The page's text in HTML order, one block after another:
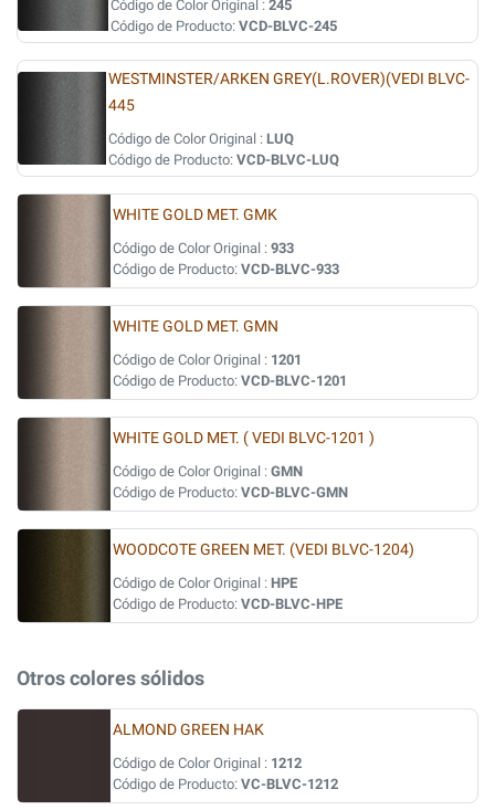
Código de Color Original : 245
Código de Producto: VCD-BLVC-245
WESTMINSTER/ARKEN GREY(L.ROVER)(VEDI BLVC-
445
Código de Color Original : LUQ
Código de Producto: VCD-BLVC-LUQ
WHITE GOLD MET. GMK
Código de Color Original : 933
Código de Producto: VCD-BLVC-933
WHITE GOLD MET. GMN
Código de Color Original : 1201
Código de Producto: VCD-BLVC-1201
WHITE GOLD MET. ( VEDI BLVC-1201 )
Código de Color Original : GMN
Código de Producto: VCD-BLVC-GMN
WOODCOTE GREEN MET. (VEDI BLVC-1204)
Código de Color Original : HPE
Código de Producto: VCD-BLVC-HPE
Otros colores sólidos
ALMOND GREEN HAK
Código de Color Original : 1212
Código de Producto: VC-BLVC-1212